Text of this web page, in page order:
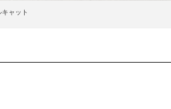
ャット